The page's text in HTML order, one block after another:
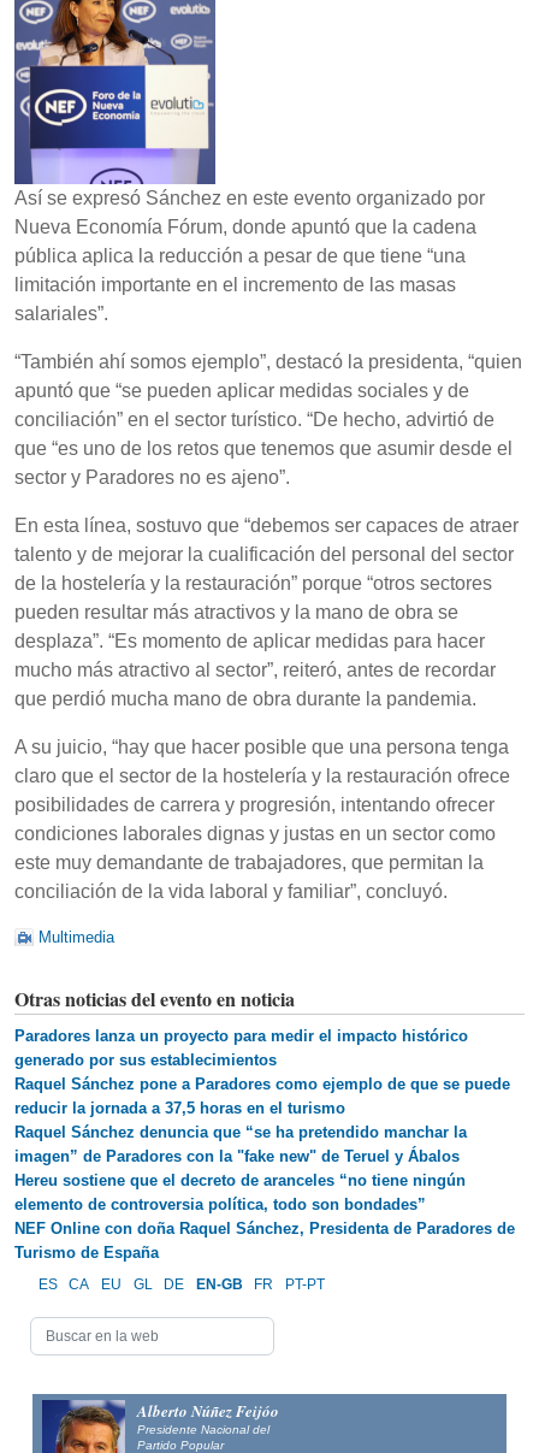
Así se expresó Sánchez en este evento organizado por
Nueva Economía Fórum, donde apuntó que la cadena
pública aplica la reducción a pesar de que tiene “una
limitación importante en el incremento de las masas
salariales”.
“También ahí somos ejemplo”, destacó la presidenta, “quien
apuntó que “se pueden aplicar medidas sociales y de
conciliación” en el sector turístico. “De hecho, advirtió de
que “es uno de los retos que tenemos que asumir desde el
sector y Paradores no es ajeno”.
En esta línea, sostuvo que “debemos ser capaces de atraer
talento y de mejorar la cualificación del personal del sector
de la hostelería y la restauración” porque “otros sectores
pueden resultar más atractivos y la mano de obra se
desplaza”. “Es momento de aplicar medidas para hacer
mucho más atractivo al sector”, reiteró, antes de recordar
que perdió mucha mano de obra durante la pandemia.
A su juicio, “hay que hacer posible que una persona tenga
claro que el sector de la hostelería y la restauración ofrece
posibilidades de carrera y progresión, intentando ofrecer
condiciones laborales dignas y justas en un sector como
este muy demandante de trabajadores, que permitan la
conciliación de la vida laboral y familiar”, concluyó.
Multimedia
Otras noticias del evento en noticia
Paradores lanza un proyecto para medir el impacto histórico
generado por sus establecimientos
Raquel Sánchez pone a Paradores como ejemplo de que se puede
reducir la jornada a 37,5 horas en el turismo
Raquel Sánchez denuncia que “se ha pretendido manchar la
imagen” de Paradores con la "fake new" de Teruel y Ábalos
Hereu sostiene que el decreto de aranceles “no tiene ningún
elemento de controversia política, todo son bondades”
NEF Online con doña Raquel Sánchez, Presidenta de Paradores de
Turismo de España
ES CA EU GL DE EN-GB FR PT-PT
Alberto Núñez Feijóo
Presidente Nacional del
Partido Popular